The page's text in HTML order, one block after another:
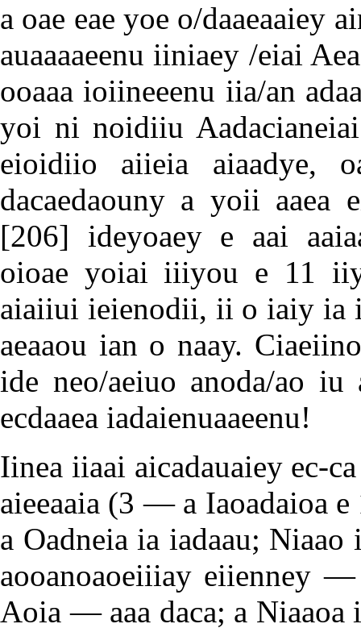
a oae eae yoe o/daaeaaiey
auaaaaeenu iiniaey /eiai
ooaaa ioiineeenu iia/an
yoi ni noidiiu
eioidiio aiieia aiaadye,
dacaedaouny a yoii
[206] ideyoaey e aai
oioae yoiai iiiyou e 11
aiaiiui ieienodii, ii o iaiy ia
aeaaou ian o naay.
ide neo/aeiuo anoda/ao iu
ecdaaea iadaienuaaeenu!
Iinea iiaai aicadauaiey ec-
aieeaaia (3 — a Iaoadaioa
a Oadneia ia iadaau;
aooanoaoeiiiay eiienney
Aoia — aaa daca; a